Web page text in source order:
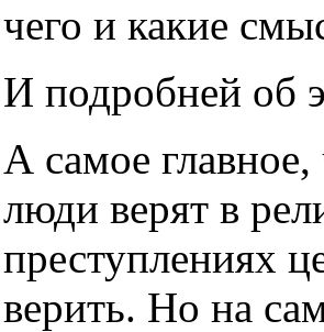
чего и какие
И подробней об
А самое главное,
люди верят в
преступлениях
верить. Но на